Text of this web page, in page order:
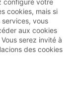
configuré votre
cookies, mais si
vous
aux cookies
serez invité à
des cookies